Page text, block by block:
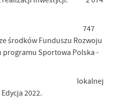
(źródło): 747
środków Funduszu Rozwoju
programu Sportowa Polska -
lokalnej
2022.